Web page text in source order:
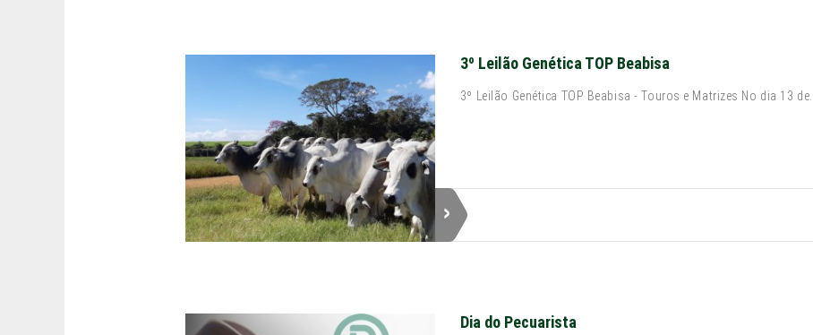
3º Leilão Genética TOP Beabisa
3º Leilão Genética TOP Beabisa - Touros e Matrizes No dia 13 de...
Dia do Pecuarista